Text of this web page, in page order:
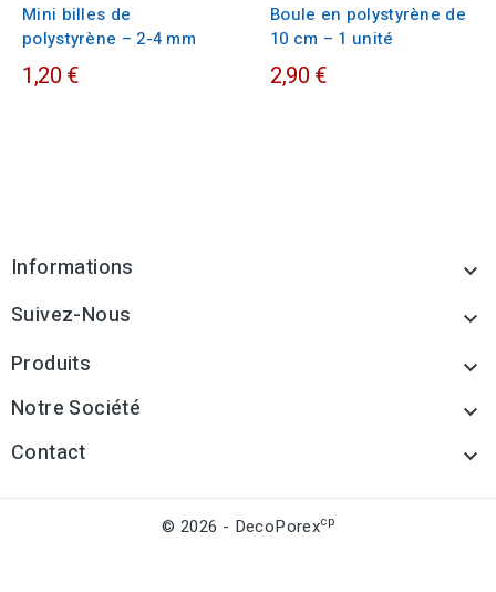
Mini billes de
polystyrène – 2-4 mm
1,20 €
Boule en polystyrène de
10 cm – 1 unité
2,90 €
Informations 
Suivez-Nous 
Produits 
Notre Société 
Contact 
© 2026 - DecoPorexcp